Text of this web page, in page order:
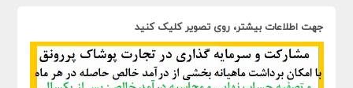
جهت اطلاعات بیشتر، روی تصویر کلیک کنید